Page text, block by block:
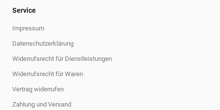
Service
Impressum
Datenschutzerklärung
Widerrufsrecht für Dienstleistungen
Widerrufsrecht für Waren
Vertrag widerrufen
Zahlung und Versand